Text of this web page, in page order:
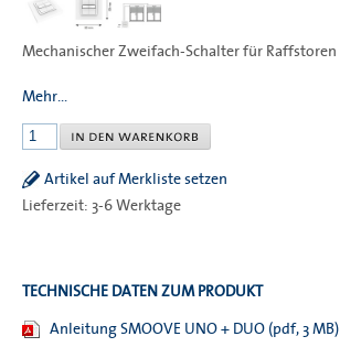
Mechanischer Zweifach-Schalter für Raffstoren
Mehr...
Artikel auf Merkliste setzen
Lieferzeit: 3-6 Werktage
TECHNISCHE DATEN ZUM PRODUKT
Anleitung SMOOVE UNO + DUO (pdf, 3 MB)